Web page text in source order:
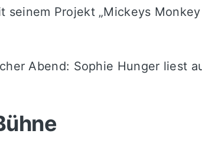
seinem Projekt „Mickeys
Abend: Sophie Hunger liest